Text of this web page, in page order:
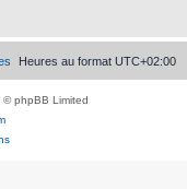
Heures au format UTC+02:00
© phpBB Limited